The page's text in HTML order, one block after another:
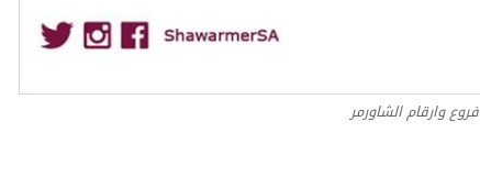
فروع وارقام الشاورمر